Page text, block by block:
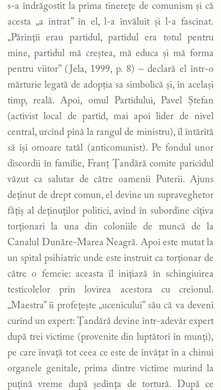
s-a îndrăgostit la prima tinereţe de comunism şi că
acesta „a intrat” în el, l-a învăluit și l-a fascinat.
„Părinţii erau partidul, partidul era totul pentru
mine, partidul mă creştea, mă educa şi mă forma
pentru viitor” (Jela, 1999, p. 8) – declară el într-o
mărturie legată de adopția sa simbolică și, în același
timp, reală. Apoi, omul Partidului, Pavel Ştefan
(activist local de partid, mai apoi lider de nivel
central, urcînd pînă la rangul de ministru), îl întărîtă
să îşi omoare tatăl (anticomunist). Pe fondul unor
discordii în familie, Franț Ţandără comite paricidul
văzut ca salutar de către oamenii Puterii. Ajuns
deţinut de drept comun, el devine un supraveghetor
făţiş al deţinuţilor politici, avînd în subordine cîţiva
torţionari la una din coloniile de muncă de la
Canalul Dunăre-Marea Neagră. Apoi este mutat la
un spital psihiatric unde este instruit ca torţionar de
către o femeie: aceasta îl iniţiază în schingiuirea
testicolelor prin lovirea acestora cu creionul.
„Maestra” îi profeţeşte „ucenicului” său că va deveni
curînd un expert: Ţandără devine într-adevăr expert
după trei victime (provenite din luptători în munţi),
pe care învaţă tot ceea ce este de învăţat în a chinui
organele genitale, prima dintre victime murind la
puţină vreme după şedinţa de tortură. După ce